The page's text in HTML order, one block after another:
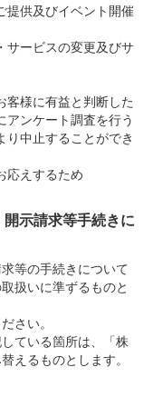
提供及びイベント開催
サービスの変更及びサ
客様に有益と判断した
ンケート調査を行う
中止することができ
応えするため
示請求等手続きに
等の手続きについて
扱いに準ずるものと
さい。
ている箇所は、「株
えるものとします。